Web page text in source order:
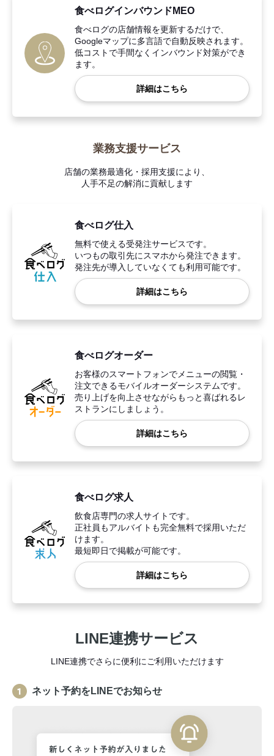
食べログインバウンドMEO
食べログの店舗情報を更新するだけで、
Googleマップに多言語で自動反映されます。
低コストで手間なくインバウンド対策ができ
ます。
詳細はこちら
業務支援サービス
店舗の業務最適化・採用支援により、
人手不足の解消に貢献します
食べログ仕入
無料で使える受発注サービスです。
いつもの取引先にスマホから発注できます。
発注先が導入していなくても利用可能です。
詳細はこちら
食べログオーダー
お客様のスマートフォンでメニューの閲覧・
注文できるモバイルオーダーシステムです。
売り上げを向上させながらもっと喜ばれるレ
ストランにしましょう。
詳細はこちら
食べログ求人
飲食店専門の求人サイトです。
正社員もアルバイトも完全無料で採用いただ
けます。
最短即日で掲載が可能です。
詳細はこちら
LINE連携サービス
LINE連携でさらに便利にご利用いただけます
ネット予約をLINEでお知らせ